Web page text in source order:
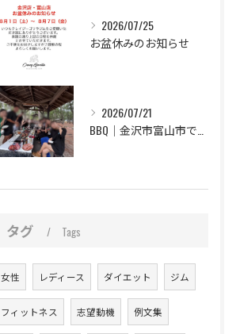
2026/07/25
お盆休みのお知らせ
2026/07/21
タグ Tags
女性 レディース ダイエット ジム
フィットネス 志望動機 例文集